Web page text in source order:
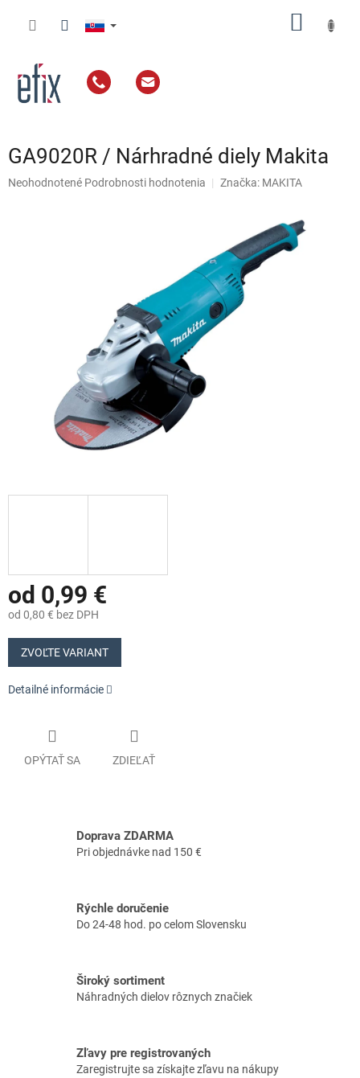
GA9020R / Nárhradné diely Makita
Priemerné
Neohodnotené Podrobnosti hodnotenia Značka: MAKITA
od 0,99 €
od 0,80 € bez DPH
Jednotková
cena:
ZVOĽTE VARIANT
Detailné informácie
OPÝTAŤ SA ZDIEĽAŤ
Doprava ZDARMA
Pri objednávke nad 150 €
Rýchle doručenie
Do 24-48 hod. po celom Slovensku
Široký sortiment
Náhradných dielov rôznych značiek
Zľavy pre registrovaných
Zaregistrujte sa získajte zľavu na nákupy